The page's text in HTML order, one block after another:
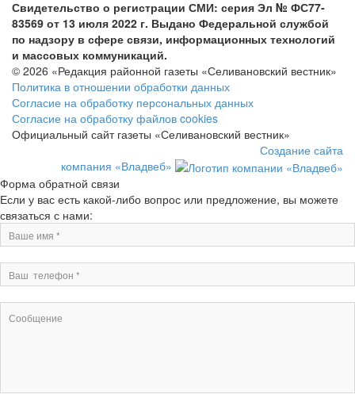
Свидетельство о регистрации СМИ: серия Эл № ФС77-
83569 от 13 июля 2022 г. Выдано Федеральной службой
по надзору в сфере связи, информационных технологий
и массовых коммуникаций.
© 2026 «Редакция районной газеты «Селивановский вестник»
Политика в отношении обработки данных
Согласие на обработку персональных данных
Согласие на обработку файлов cookies
Официальный сайт газеты «Селивановский вестник»
Создание сайта
компания «Владвеб»
Форма обратной связи
Если у вас есть какой-либо вопрос или предложение, вы можете
связаться с нами: